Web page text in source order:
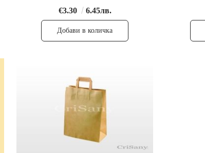
€3.30 6.45лв.